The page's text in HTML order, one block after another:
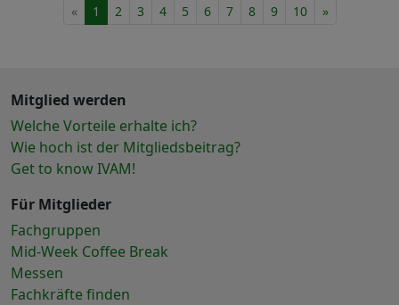
« 1 2 3 4 5 6 7 8 9 10 »
Mitglied werden
Welche Vorteile erhalte ich?
Wie hoch ist der Mitgliedsbeitrag?
Get to know IVAM!
Für Mitglieder
Fachgruppen
Mid-Week Coffee Break
Messen
Fachkräfte finden